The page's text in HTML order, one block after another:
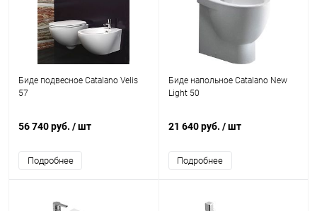
Биде подвесное Catalano Velis
57
56 740 руб. / шт
Подробнее
Биде напольное Catalano New
Light 50
21 640 руб. / шт
Подробнее